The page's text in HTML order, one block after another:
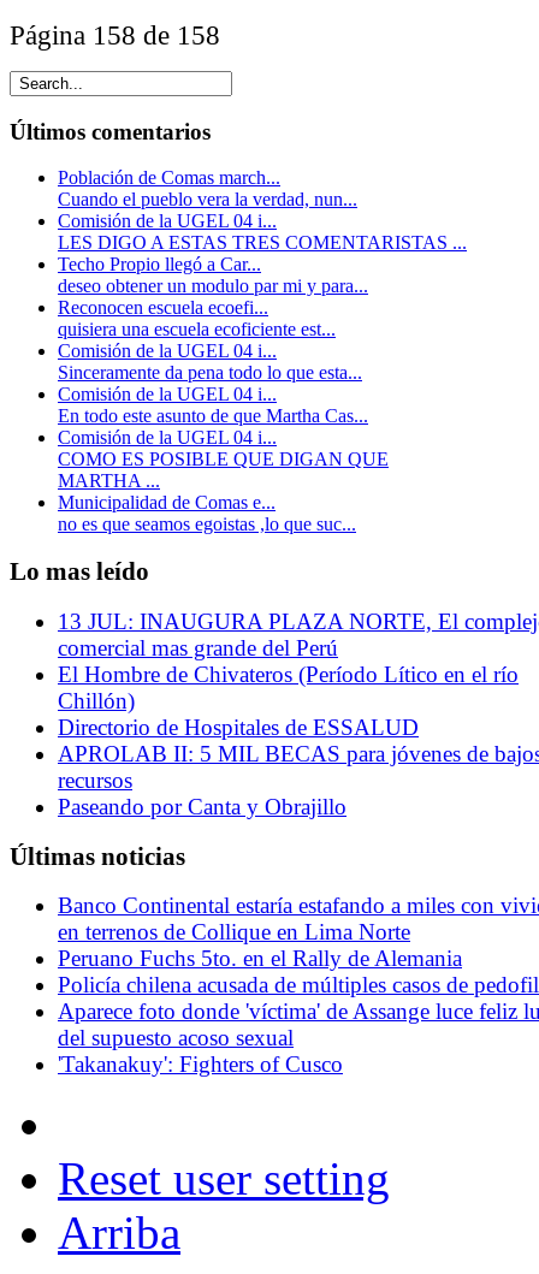
Página 158 de 158
Últimos comentarios
Población de Comas march...
Cuando el pueblo vera la verdad, nun...
Comisión de la UGEL 04 i...
LES DIGO A ESTAS TRES COMENTARISTAS ...
Techo Propio llegó a Car...
deseo obtener un modulo par mi y para...
Reconocen escuela ecoefi...
quisiera una escuela ecoficiente est...
Comisión de la UGEL 04 i...
Sinceramente da pena todo lo que esta...
Comisión de la UGEL 04 i...
En todo este asunto de que Martha Cas...
Comisión de la UGEL 04 i...
COMO ES POSIBLE QUE DIGAN QUE
MARTHA ...
Municipalidad de Comas e...
no es que seamos egoistas ,lo que suc...
Lo mas leído
13 JUL: INAUGURA PLAZA NORTE, El
comercial mas grande del Perú
El Hombre de Chivateros (Período Lítico en el río
Chillón)
Directorio de Hospitales de ESSALUD
APROLAB II: 5 MIL BECAS para jóvenes de
recursos
Paseando por Canta y Obrajillo
Últimas noticias
Banco Continental estaría estafando a miles con
en terrenos de Collique en Lima Norte
Peruano Fuchs 5to. en el Rally de Alemania
Policía chilena acusada de múltiples casos de
Aparece foto donde 'víctima' de Assange luce feliz
del supuesto acoso sexual
'Takanakuy': Fighters of Cusco
Reset user setting
Arriba